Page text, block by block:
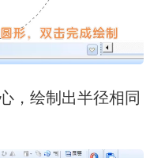
，绘制出半径相同